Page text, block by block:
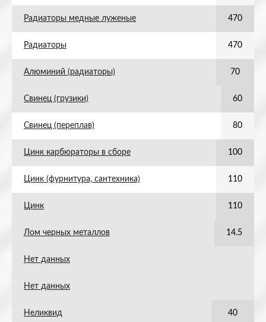
Радиаторы медные луженые 470
Радиаторы 470
Алюминий (радиаторы) 70
Свинец (грузики) 60
Свинец (переплав) 80
Цинк карбюраторы в сборе 100
Цинк (фурнитура, сантехника) 110
Цинк 110
Лом черных металлов 14.5
Нет данных
Нет данных
Неликвид 40